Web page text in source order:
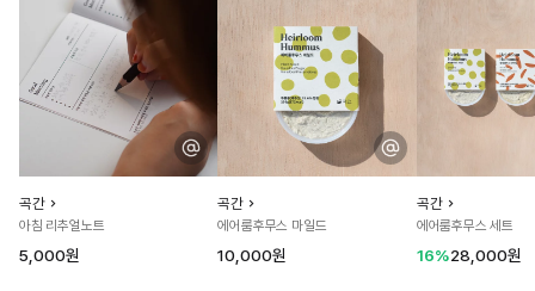
곡간
아침 리추얼노트
5,000원
곡간
에어룸후무스 마일드
10,000원
곡간
에어룸후무스 세트
16%28,000원